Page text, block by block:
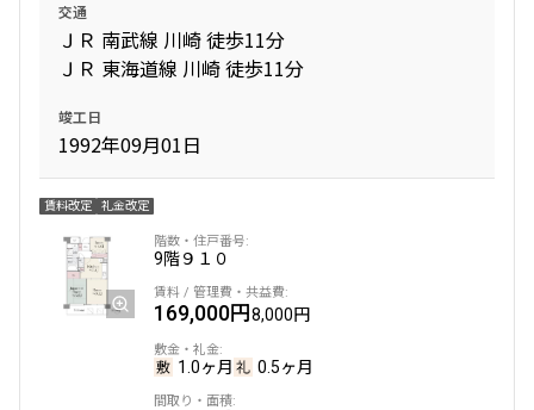
175,000円 15,000円
1LDK30.18㎡
三井の賃貸
新着 賃料改定
1階 １１２
190,000円
交通
ＪＲ 南武線 川崎 徒歩11分
ＪＲ 東海道線 川崎 徒歩11分
竣工日
1992年09月01日
賃料改定 礼金改定
9階９１０
169,000円8,000円
1.0ヶ月 0.5ヶ月